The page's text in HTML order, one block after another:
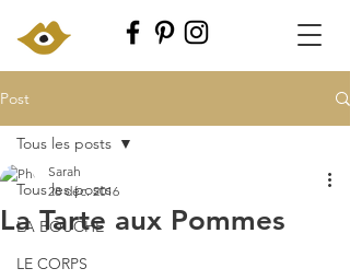
Post
Tous les posts
LA BOUCHE
LE CORPS
Tous les posts
La Tarte aux Pommes
Sarah
28 déc. 2016